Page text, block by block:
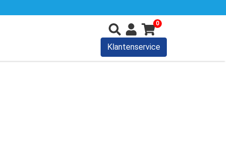
0
Klantenservice